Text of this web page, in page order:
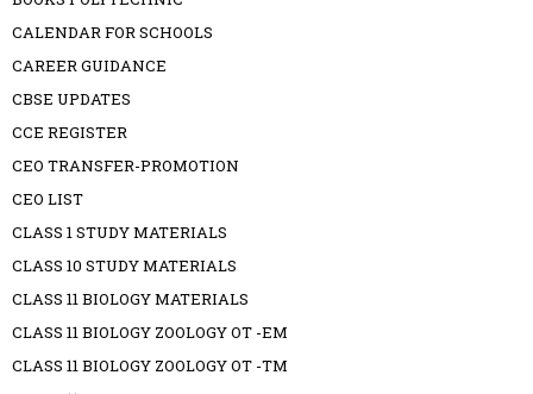
CALENDAR FOR SCHOOLS
CAREER GUIDANCE
CBSE UPDATES
CCE REGISTER
CEO TRANSFER-PROMOTION
CEO LIST
CLASS 1 STUDY MATERIALS
CLASS 10 STUDY MATERIALS
CLASS 11 BIOLOGY MATERIALS
CLASS 11 BIOLOGY ZOOLOGY OT -EM
CLASS 11 BIOLOGY ZOOLOGY OT -TM